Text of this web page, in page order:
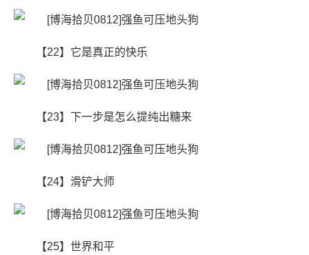
【22】它是真正的快乐
【23】下一步是怎么提纯出糖来
【24】滑铲大师
【25】世界和平